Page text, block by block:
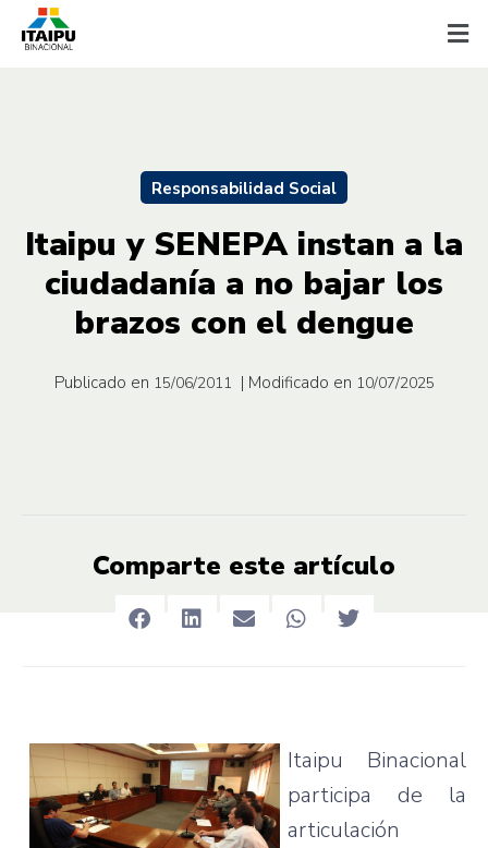
Responsabilidad Social
Itaipu y SENEPA instan a la
ciudadanía a no bajar los
brazos con el dengue
Publicado en 15/06/2011 | Modificado en 10/07/2025
Comparte este artículo
Itaipu Binacional
participa de la
articulación